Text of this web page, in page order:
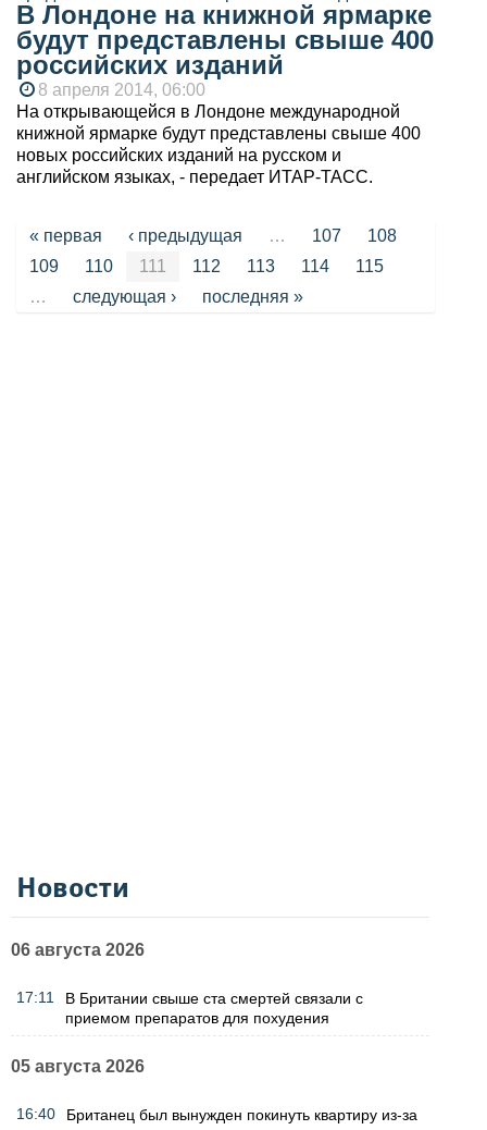
В Лондоне на книжной ярмарке
будут представлены свыше 400
российских изданий
8 апреля 2014, 06:00
На открывающейся в Лондоне международной
книжной ярмарке будут представлены свыше 400
новых российских изданий на русском и
английском языках, - передает ИТАР-ТАСС.
Страницы
« первая ‹ предыдущая … 107
108
109
110 111 112 113 114
115
…
следующая › последняя »
Новости
06 августа 2026
17:11
В Британии свыше ста смертей связали с
приемом препаратов для похудения
05 августа 2026
16:40
Британец был вынужден покинуть квартиру из-за